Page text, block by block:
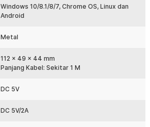
Windows 10/8.1/8/7, Chrome OS, Linux dan
Android
Metal
112 x 49 x 44 mm
Panjang Kabel: Sekitar 1 M
DC 5V
DC 5V/2A